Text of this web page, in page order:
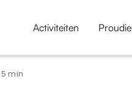
Activiteiten
5 min